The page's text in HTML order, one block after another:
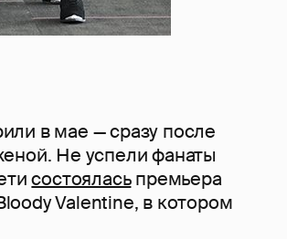
в мае — сразу после
Не успели фанаты
состояласьпремьера
Valentine, в котором